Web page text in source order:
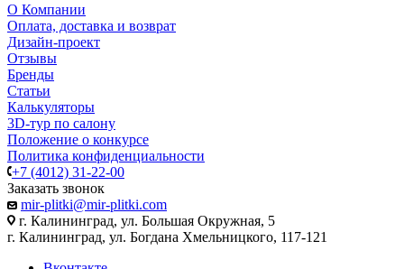
О Компании
Оплата, доставка и возврат
Дизайн-проект
Отзывы
Бренды
Статьи
Калькуляторы
3D-тур по салону
Положение о конкурсе
Политика конфиденциальности
+7 (4012) 31-22-00
Заказать звонок
mir-plitki@mir-plitki.com
г. Калининград, ул. Большая Окружная, 5
г. Калининград, ул. Богдана Хмельницкого, 117-121